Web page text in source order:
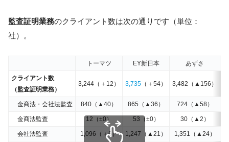
監査証明業務のクライアント数は次の通りです（単位：
社）。
トーマツ EY新日本 あずさ
クライアント数
（監査証明業務）
3,244（＋12） 3,735 （＋54） 3,482（▲156）
金商法・会社法監査 840（▲40） 865（▲36） 724（▲58）
金商法監査 12（±0） 53（±0） 30（▲2）
会社法監査 1,096（＋6） 1,247（▲21） 1,351（▲24）